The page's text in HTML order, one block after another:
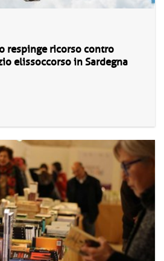
respinge ricorso contro
elissoccorso in Sardegna